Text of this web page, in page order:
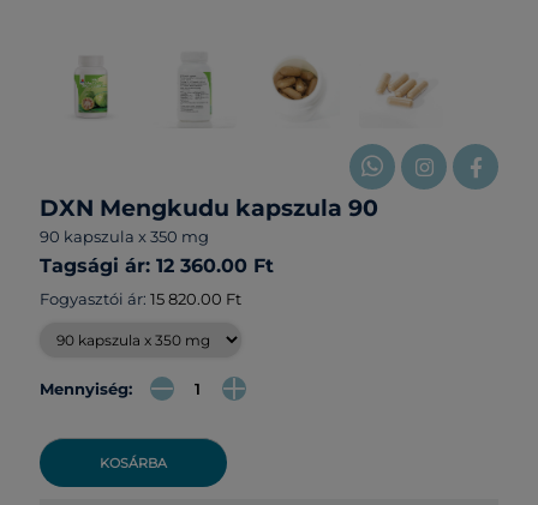
DXN Mengkudu kapszula 90
90 kapszula x 350 mg
Tagsági ár: 12 360.00 Ft
Fogyasztói ár: 15 820.00 Ft
Mennyiség:
KOSÁRBA